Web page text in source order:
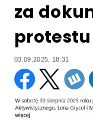
za
protestu
03.09.2025, 18:31